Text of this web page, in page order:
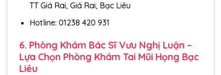
TT Giá Rai, Giá Rai, Bạc Liêu
Hotline: 01238 420 931
6. Phòng Khám Bác Sĩ Vưu Nghị Luận –
Lựa Chọn Phòng Khám Tai Mũi Họng Bạc
Liêu